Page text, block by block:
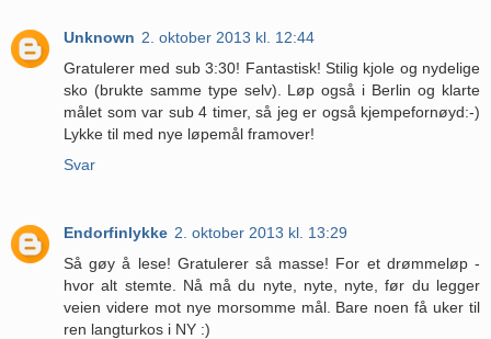
Unknown 2. oktober 2013 kl. 12:44
Gratulerer med sub 3:30! Fantastisk! Stilig kjole og nydelige
sko (brukte samme type selv). Løp også i Berlin og klarte
målet som var sub 4 timer, så jeg er også kjempefornøyd:-)
Lykke til med nye løpemål framover!
Svar
Endorfinlykke 2. oktober 2013 kl. 13:29
Så gøy å lese! Gratulerer så masse! For et drømmeløp -
hvor alt stemte. Nå må du nyte, nyte, nyte, før du legger
veien videre mot nye morsomme mål. Bare noen få uker til
ren langturkos i NY :)